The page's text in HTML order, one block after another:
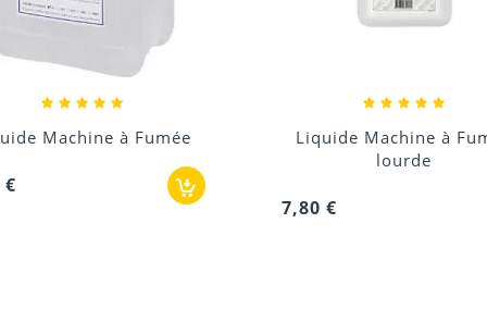
écran LCD
Machine à Fumée
Liquide Machine à